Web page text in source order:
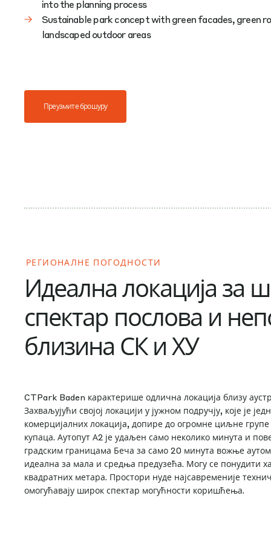
into the planning process​
Sustainable park concept with green facades, green
landscaped outdoor areas​
Преузмите брошуру
РЕГИОНАЛНЕ ПОГОДНОСТИ
Идеална локација за
спектар послова и
близина СК и ХУ
CTPark Baden карактерише одлична локација близу
Захваљујући својој локацији у јужном подручју, које је
комерцијалних локација, допире до огромне циљне
купаца. Аутопут А2 је удаљен само неколико минута и
градским границама Беча за само 20 минута вожње
идеална за мала и средња предузећа. Могу се понудити
квадратних метара. Простори нуде најсавременије
омогућавају широк спектар могућности коришћења.